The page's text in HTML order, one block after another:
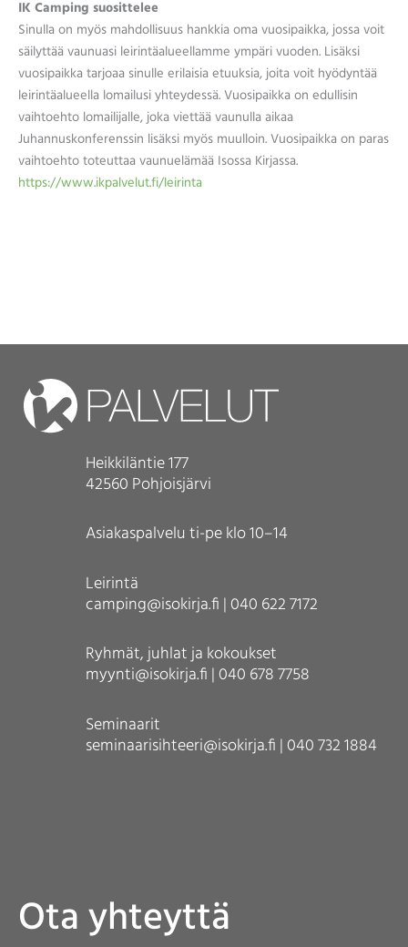
IK Camping suosittelee
Sinulla on myös mahdollisuus hankkia oma vuosipaikka, jossa voit
säilyttää vaunuasi leirintäalueellamme ympäri vuoden. Lisäksi
vuosipaikka tarjoaa sinulle erilaisia etuuksia, joita voit hyödyntää
leirintäalueella lomailusi yhteydessä. Vuosipaikka on edullisin
vaihtoehto lomailijalle, joka viettää vaunulla aikaa
Juhannuskonferenssin lisäksi myös muulloin. Vuosipaikka on paras
vaihtoehto toteuttaa vaunuelämää Isossa Kirjassa.
https://www.ikpalvelut.fi/leirinta
Heikkiläntie 177
42560 Pohjoisjärvi
Asiakaspalvelu ti-pe klo 10–14
Leirintä
camping@isokirja.fi | 040 622 7172
Ryhmät, juhlat ja kokoukset
myynti@isokirja.fi | 040 678 7758
Seminaarit
seminaarisihteeri@isokirja.fi | 040 732 1884
Ota yhteyttä